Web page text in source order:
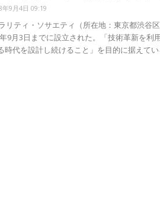
年9月4日 09:19
リティ・ソサエティ（所在地：東京都渋谷
9月3日までに設立された。「技術革新を利
時代を設計し続けること」を目的に据えて